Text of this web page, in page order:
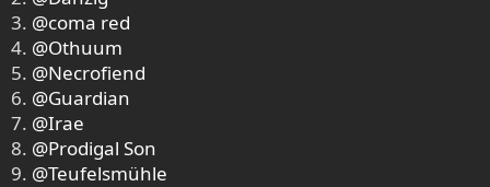
3. @coma red
4. @Othuum
5. @Necrofiend
6. @Guardian
7. @Irae
8. @Prodigal Son
9. @Teufelsmühle